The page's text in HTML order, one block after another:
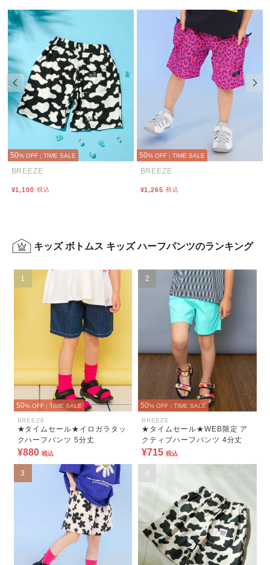
50% OFF | TIME SALE
BREEZE
¥1,100 税込
50% OFF | TIME SALE
BREEZE
¥1,265 税込
前の画像
キッズ ボトムス キッズ ハーフパンツのランキング
1
50% OFF | TIME SALE
BREEZE
★タイムセール★イロガラタッ
クハーフパンツ 5分丈
¥880 税込
2
50% OFF | TIME SALE
BREEZE
★タイムセール★WEB限定 ア
クティブハーフパンツ 4分丈
¥715 税込
3 4